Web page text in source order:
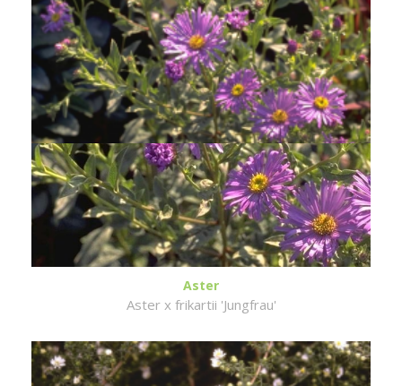
Aster
Aster x frikartii 'Jungfrau'